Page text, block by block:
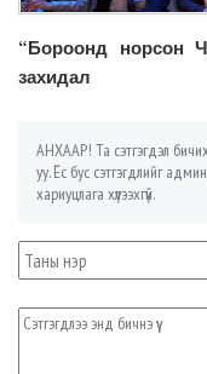
“Бороонд норсон
захидал
АНХААР! Та сэтгэгдэл
уу. Ёс бус сэтгэгдлийг
хариуцлага хүлээхгүй.